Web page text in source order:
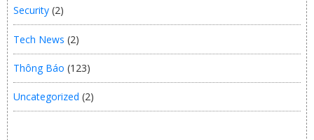
Security (2)
Tech News (2)
Thông Báo (123)
Uncategorized (2)